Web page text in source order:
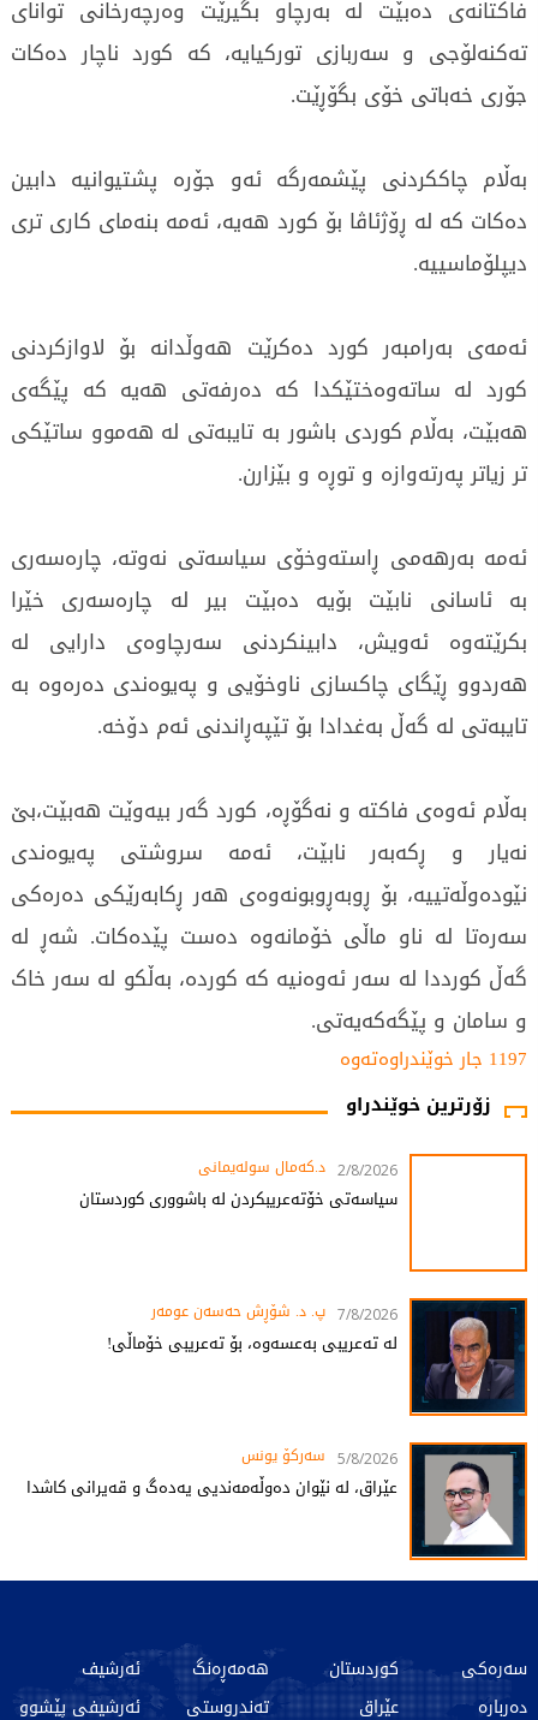
فاکتانەی دەبێت لە بەرچاو بگیرێت وەرچەرخانی توانای
تەکنەلۆجی و سەربازی تورکیایە، کە کورد ناچار دەکات
جۆری خەباتی خۆی بگۆڕێت.
بەڵام چاککردنی پێشمەرگە ئەو جۆرە پشتیوانیە دابین
دەکات کە لە ڕۆژئاڤا بۆ کورد هەیە، ئەمە بنەمای کاری تری
دیپلۆماسییە.
ئەمەی بەرامبەر کورد دەکرێت هەوڵدانە بۆ لاوازکردنی
کورد لە ساتەوەختێکدا کە دەرفەتی هەیە کە پێگەی
هەبێت، بەڵام کوردی باشور بە تایبەتی لە هەموو ساتێکی
تر زیاتر پەرتەوازە و توڕە و بێزارن.
ئەمە بەرهەمی ڕاستەوخۆی سیاسەتی نەوتە، چارەسەری
بە ئاسانی نابێت بۆیە دەبێت بیر لە چارەسەری خێرا
بکرێتەوە ئەویش، دابینکردنی سەرچاوەی دارایی لە
هەردوو ڕێگای چاکسازی ناوخۆیی و پەیوەندی دەرەوە بە
تایبەتی لە گەڵ بەغدادا بۆ تێپەڕاندنی ئەم دۆخە.
بەڵام ئەوەی فاکتە و نەگۆڕە، کورد گەر بیەوێت هەبێت،بێ
نەیار و ڕکەبەر نابێت، ئەمە سروشتی پەیوەندی
نێودەوڵەتییە، بۆ ڕوبەڕوبونەوەی هەر ڕکابەرێکی دەرەکی
سەرەتا لە ناو ماڵی خۆمانەوە دەست پێدەکات. شەڕ لە
گەڵ کورددا لە سەر ئەوەنیە کە کوردە، بەڵکو لە سەر خاک
و سامان و پێگەکەیەتی.
1197 جار خوێندراوەتەوە
زۆرترین خوێندراو
2/8/2026 د.کەمال سولەیمانی
سیاسەتی خۆتەعریبکردن لە باشووری کوردستان
7/8/2026 پ. د. شۆڕش حەسەن عومەر
لە تەعریبی بەعسەوە، بۆ تەعریبی خۆماڵی!
5/8/2026 سەرکۆ یونس
عێراق، لە نێوان دەوڵەمەندیی یەدەگ و قەیرانی کاشدا
سەرەکی
دەربارە
کوردستان
عێراق
هەمەڕەنگ
تەندروستی
ئەرشیف
ئەرشیفی پێشوو